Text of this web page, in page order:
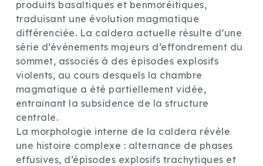
produits basaltiques et benmoréitiques,
traduisant une évolution magmatique
différenciée. La caldera actuelle résulte d’une
série d’événements majeurs d’effondrement du
sommet, associés à des épisodes explosifs
violents, au cours desquels la chambre
magmatique a été partiellement vidée,
entraînant la subsidence de la structure
centrale.
La morphologie interne de la caldera révèle
une histoire complexe : alternance de phases
effusives, d’épisodes explosifs trachytiques et